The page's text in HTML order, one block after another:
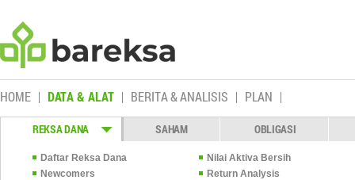
HOME DATA & ALAT BERITA & ANALISIS PLAN
REKSA DANA SAHAM OBLIGASI
Daftar Reksa Dana
Nilai Aktiva Bersih
Newcomers
Return Analysis